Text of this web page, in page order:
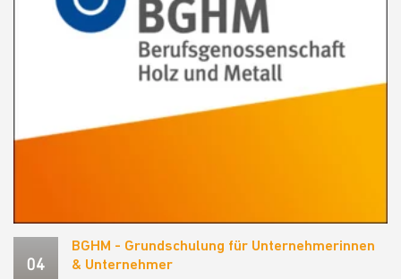
04
BGHM - Grundschulung für Unternehmerinnen
& Unternehmer